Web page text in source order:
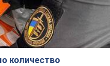
количество